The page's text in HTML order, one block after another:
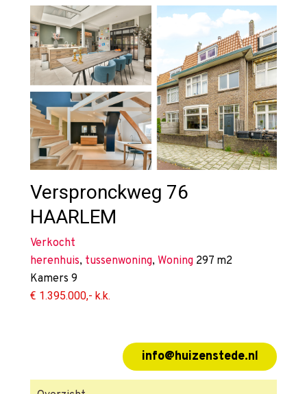
Verspronckweg 76
HAARLEM
Verkocht
herenhuis, tussenwoning, Woning 297 m2
Kamers 9
€ 1.395.000,- k.k.
info@huizenstede.nl